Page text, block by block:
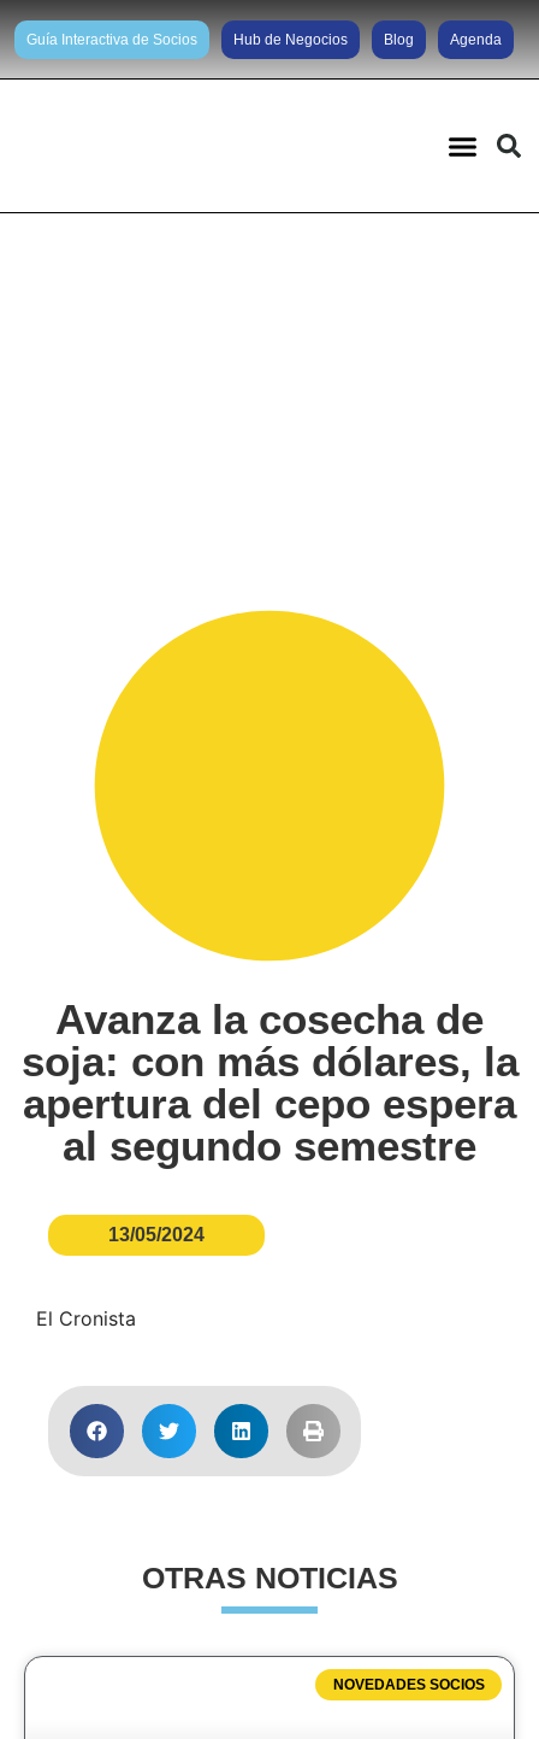
Guía Interactiva de Socios Hub de Negocios Blog Agenda
Avanza la cosecha de
soja: con más dólares, la
apertura del cepo espera
al segundo semestre
13/05/2024
El Cronista
OTRAS NOTICIAS
NOVEDADES SOCIOS